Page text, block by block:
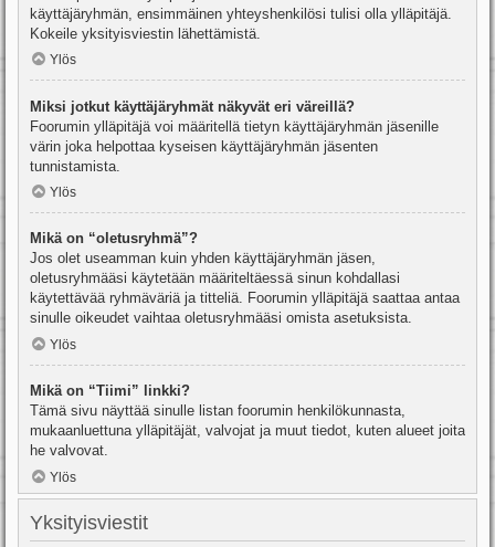
käyttäjäryhmän, ensimmäinen yhteyshenkilösi tulisi olla ylläpitäjä.
Kokeile yksityisviestin lähettämistä.
Ylös
Miksi jotkut käyttäjäryhmät näkyvät eri väreillä?
Foorumin ylläpitäjä voi määritellä tietyn käyttäjäryhmän jäsenille
värin joka helpottaa kyseisen käyttäjäryhmän jäsenten
tunnistamista.
Ylös
Mikä on “oletusryhmä”?
Jos olet useamman kuin yhden käyttäjäryhmän jäsen,
oletusryhmääsi käytetään määriteltäessä sinun kohdallasi
käytettävää ryhmäväriä ja titteliä. Foorumin ylläpitäjä saattaa antaa
sinulle oikeudet vaihtaa oletusryhmääsi omista asetuksista.
Ylös
Mikä on “Tiimi” linkki?
Tämä sivu näyttää sinulle listan foorumin henkilökunnasta,
mukaanluettuna ylläpitäjät, valvojat ja muut tiedot, kuten alueet joita
he valvovat.
Ylös
Yksityisviestit